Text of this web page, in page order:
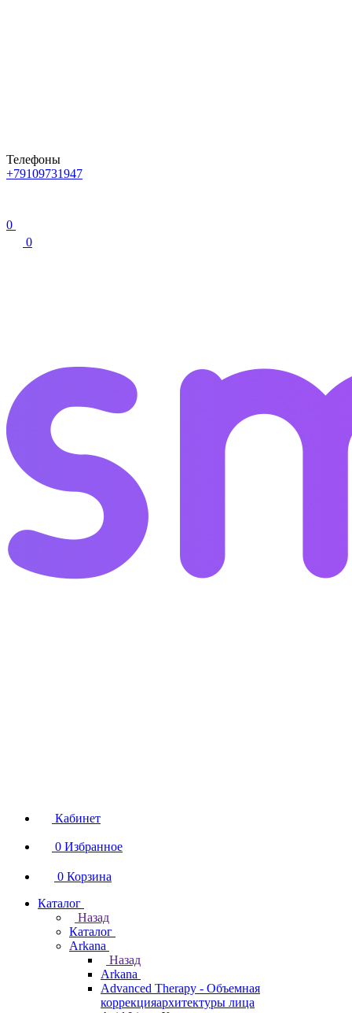
Телефоны
+79109731947
0
0
Кабинет
0 Избранное
0 Корзина
Каталог
Назад
Каталог
Arkana
Назад
Arkana
Advanced Therapy - Объемная
коррекцияархитектуры лица